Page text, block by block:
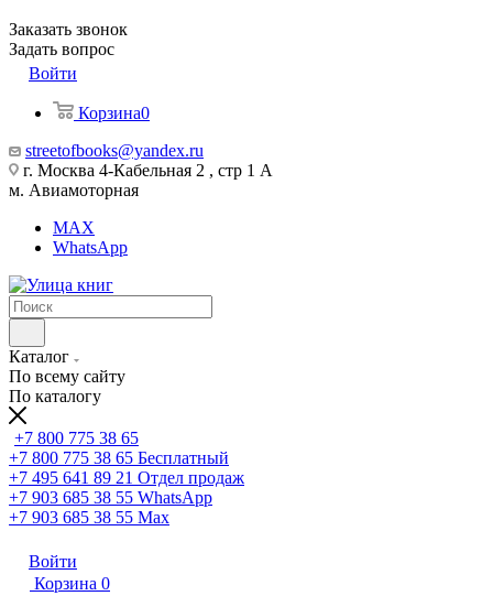
Заказать звонок
Задать вопрос
Войти
Корзина0
streetofbooks@yandex.ru
г. Москва 4-Кабельная 2 , стр 1 А
м. Авиамоторная
MAX
WhatsApp
Каталог
По всему сайту
По каталогу
+7 800 775 38 65
+7 800 775 38 65 Бесплатный
+7 495 641 89 21 Отдел продаж
+7 903 685 38 55 WhatsApp
+7 903 685 38 55 Max
Войти
Корзина 0